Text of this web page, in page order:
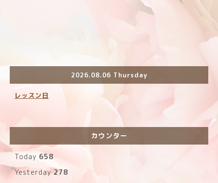
2026.08.06 Thursday
レッスン日
カウンター
Today 658
Yesterday278